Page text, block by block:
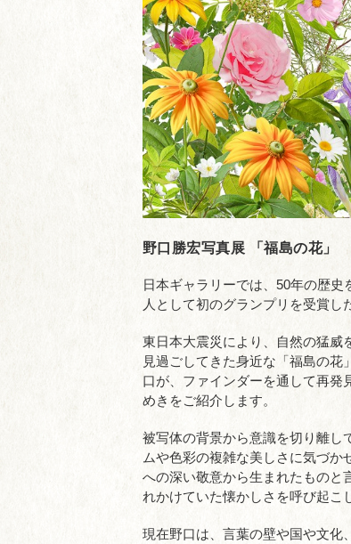
野口勝宏写真展 「福島の花」
日本ギャラリーでは、50年の歴
人として初のグランプリを受賞し
東日本大震災により、自然の猛威
見過ごしてきた身近な「福島の
口が、ファインダーを通して再発
めきをご紹介します。
被写体の背景から意識を切り離し
ムや色彩の複雑な美しさに気づ
への深い敬意から生まれたものと
れかけていた懐かしさを呼び起こ
現在野口は、言葉の壁や国や文化